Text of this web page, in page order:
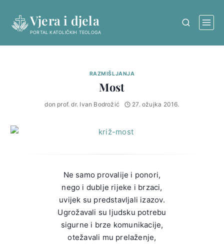
content
Vjera i djela
PORTAL KATOLIČKIH TEOLOGA
RAZMIŠLJANJA
Most
don prof. dr. Ivan Bodrožić 27. ožujka 2016.
Ne samo provalije i ponori,
nego i dublje rijeke i brzaci,
uvijek su predstavljali izazov.
Ugrožavali su ljudsku potrebu
sigurne i brze komunikacije,
otežavali mu prelaženje,